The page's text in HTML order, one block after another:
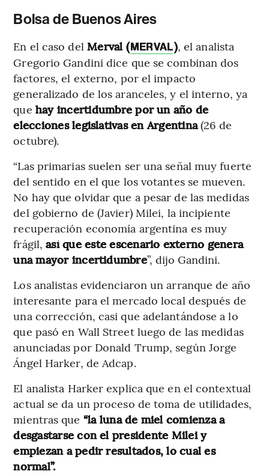
Bolsa de Buenos Aires
En el caso del Merval (MERVAL), el analista
Gregorio Gandini dice que se combinan dos
factores, el externo, por el impacto
generalizado de los aranceles, y el interno, ya
que hay incertidumbre por un año de
elecciones legislativas en Argentina(26 de
octubre).
“Las primarias suelen ser una señal muy fuerte
del sentido en el que los votantes se mueven.
No hay que olvidar que a pesar de las medidas
del gobierno de (Javier) Milei, la incipiente
recuperación economía argentina es muy
frágil,así que este escenario externo genera
una mayor incertidumbre”, dijo Gandini.
Los analistas evidenciaron un arranque de año
interesante para el mercado local después de
una corrección, casi que adelantándose a lo
que pasó en Wall Street luego de las medidas
anunciadas por Donald Trump, según Jorge
Ángel Harker, de Adcap.
El analista Harker explica que en el contextual
actual se da un proceso de toma de utilidades,
mientras que “la luna de miel comienza a
desgastarse con el presidente Milei y
empiezan a pedir resultados, lo cual es
normal”.